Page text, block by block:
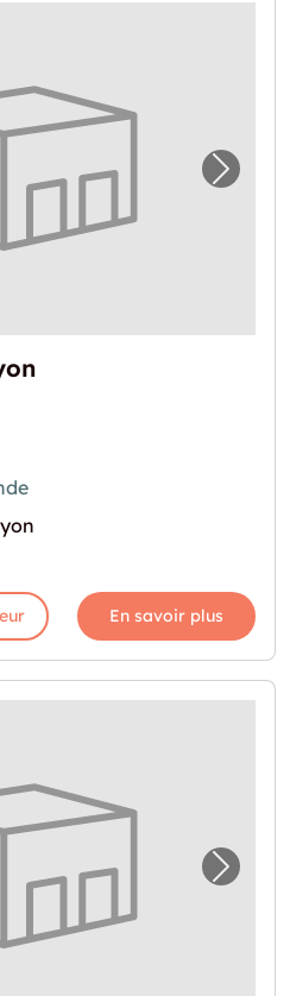
pour "Location box à
En savoir plus
pour "Garde-meuble